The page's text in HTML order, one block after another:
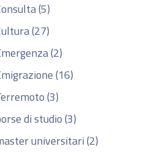
(5)
(27)
(2)
(16)
(3)
di studio (3)
universitari (2)